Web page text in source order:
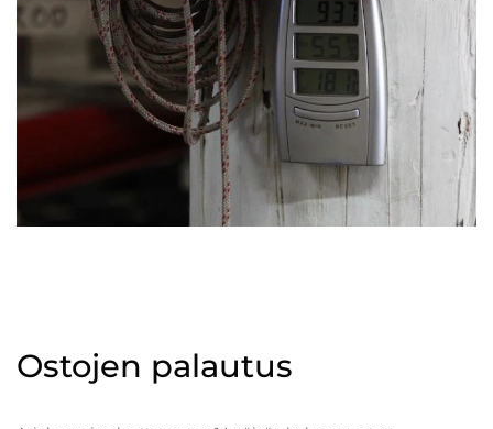
Ostojen palautus